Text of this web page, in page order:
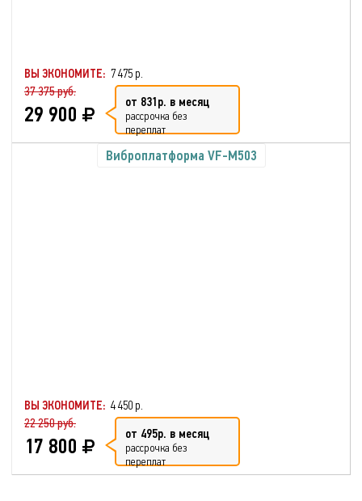
ВЫ ЭКОНОМИТЕ: 7 475 р.
37 375 руб.
29 900 от 831р. в месяц
рассрочка без
переплат
Виброплатформа VF-M503
ВЫ ЭКОНОМИТЕ: 4 450 р.
22 250 руб.
17 800 от 495р. в месяц
рассрочка без
переплат